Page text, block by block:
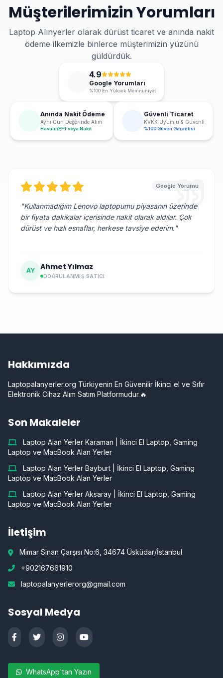
Müşterilerimizin Yorumları
Laptop Alınyerler olarak dürüst ticaret ve anında nakit
ödeme ilkemizle binlerce müşterimizin yüzünü
güldürdük.
4.9
Google Yorumları
%100 En Yüksek Memnuniyet
Anında Nakit Ödeme
Aynı Gün Değerinde Alım
Havale/EFT veya Nakit
Güvenli Ticaret
KVKK Uyumlu & Güvenli
%100 Güven Garantisi
Google Yorumu
"Kullanmadığım Lenovo laptopumu piyasanın üzerinde
bir fiyata dakikalar içerisinde nakit olarak aldılar. Çok
dürüst ve hızlı esnaflar, herkese tavsiye ederim."
AY Ahmet Yılmaz
DOĞRULANMIŞ SATICI
Hakkımızda
Laptopalanyerler.org Türkiyenin En Güvenilir İkinci el ve Sıfır
Elektronik Cihaz Alım Satım Platformudur.🔥
Son Makaleler
Laptop Alan Yerler Karaman | İkinci El Laptop, Gaming
Laptop ve MacBook Alan Yerler
Laptop Alan Yerler Bayburt | İkinci El Laptop, Gaming
Laptop ve MacBook Alan Yerler
Laptop Alan Yerler Aksaray | İkinci El Laptop, Gaming
Laptop ve MacBook Alan Yerler
İletişim
Mimar Sinan Çarşısı No:6, 34674 Üsküdar/İstanbul
+902167661910
laptopalanyerlerorg@gmail.com
Sosyal Medya
WhatsApp'tan Yazın